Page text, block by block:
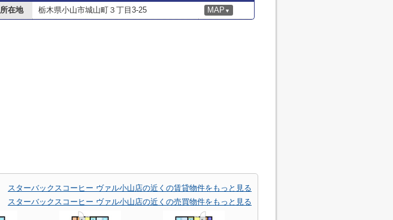
所在地
栃木県小山市城山町３丁目3-25 MAP ▼
スターバックスコーヒー ヴァル小山店の近くの賃貸物件をもっと見る
スターバックスコーヒー ヴァル小山店の近くの売買物件をもっと見る